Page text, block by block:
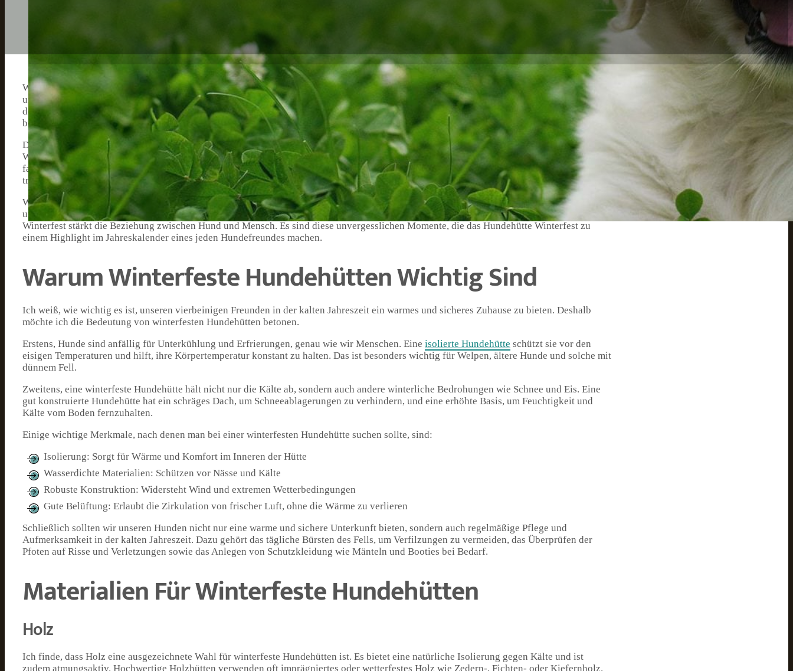
Winter ist eine wunderbare Zeit für alle Hundefreunde. Die kalte Jahreszeit bringt frische Luft und neue Möglichkeiten, um gemeinsam mit
unseren treuen Vierbeinern Spaß zu haben. Eine der aufregendsten Veranstaltungen im Winter ist das
HundehütteWinterfest, ein Event, bei
dem sich alles um unsere geliebten Hunde dreht. Als leidenschaftliche Hundebesitzerin freue ich mich jedes Jahr darauf, dieses Fest zu
besuchen und unvergessliche Erinnerungen mit meinem pelzigen Freund zu sammeln.
Das Hundehütte Winterfest bietet eine Vielzahl von Aktivitäten, die Hunde und ihre Besitzer gleichermaßen begeistern werden. Von spaßigen
Wettbewerben und Spielen bis hin zu informativen Workshops gibt es hier für jeden Hundeliebhaber etwas Spannendes zu entdecken. Mich
faszinieren jedes Jahr aufs Neue die interessanten Vorträge, bei denen ich wertvolle Tipps und Tricks rund um das ThemaHundepflege
training erhalte.
Wenn man, wie ich, seinen Hund liebt und die kalten Wintertage gemeinsam mit ihm genießen möchte, ist das Hundehütte Winterfest einfach
unverzichtbar. Jeder Besuch ist eine gelungene Kombination aus Spaß und Bildung, und jede gemeinsam verbrachte Stunde auf dem
Winterfest stärkt die Beziehung zwischen Hund und Mensch. Es sind diese unvergesslichen Momente, die das Hundehütte Winterfest zu
einem Highlight im Jahreskalender eines jeden Hundefreundes machen.
Warum Winterfeste Hundehütten Wichtig Sind
Ich weiß, wie wichtig es ist, unseren vierbeinigen Freunden in der kalten Jahreszeit ein warmes und sicheres Zuhause zu bieten. Deshalb
möchte ich die Bedeutung von winterfesten Hundehütten betonen.
Erstens, Hunde sind anfällig für Unterkühlung und Erfrierungen, genau wie wir Menschen. Eine isolierte Hundehütte schützt sie vor den
eisigen Temperaturen und hilft, ihre Körpertemperatur konstant zu halten. Das ist besonders wichtig für Welpen, ältere Hunde und solche mit
dünnem Fell.
Zweitens, eine winterfeste Hundehütte hält nicht nur die Kälte ab, sondern auch andere winterliche Bedrohungen wie Schnee und Eis. Eine
gut konstruierte Hundehütte hat ein schräges Dach, um Schneeablagerungen zu verhindern, und eine erhöhte Basis, um Feuchtigkeit und
Kälte vom Boden fernzuhalten.
Einige wichtige Merkmale, nach denen man bei einer winterfesten Hundehütte suchen sollte, sind:
Isolierung: Sorgt für Wärme und Komfort im Inneren der Hütte
Wasserdichte Materialien: Schützen vor Nässe und Kälte
Robuste Konstruktion: Widersteht Wind und extremen Wetterbedingungen
Gute Belüftung: Erlaubt die Zirkulation von frischer Luft, ohne die Wärme zu verlieren
Schließlich sollten wir unseren Hunden nicht nur eine warme und sichere Unterkunft bieten, sondern auch regelmäßige Pflege und
Aufmerksamkeit in der kalten Jahreszeit. Dazu gehört das tägliche Bürsten des Fells, um Verfilzungen zu vermeiden, das Überprüfen der
Pfoten auf Risse und Verletzungen sowie das Anlegen von Schutzkleidung wie Mänteln und Booties bei Bedarf.
Materialien Für Winterfeste Hundehütten
Holz
Ich finde, dass Holz eine ausgezeichnete Wahl für winterfeste Hundehütten ist. Es bietet eine natürliche Isolierung gegen Kälte und ist
zudem atmungsaktiv. Hochwertige Holzhütten verwenden oft imprägniertes oder wetterfestes Holz wie Zedern-, Fichten- oder Kiefernholz.